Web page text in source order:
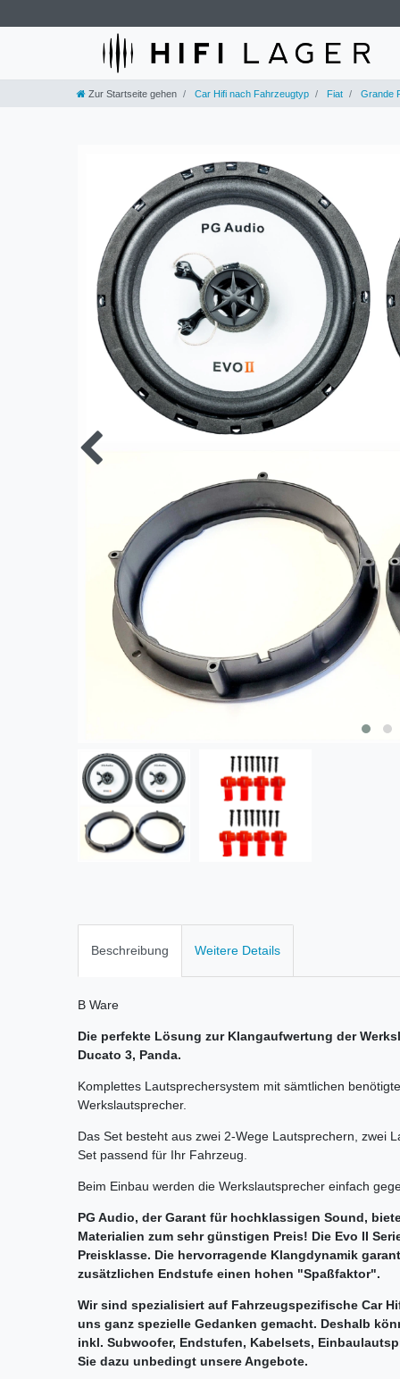
Zur Startseite gehen Car Hifi nach Fahrzeugtyp Fiat Grande
Beschreibung Weitere Details
B Ware
Die perfekte Lösung zur Klangaufwertung der
Ducato 3, Panda.
Komplettes Lautsprechersystem mit sämtlichen
Werkslautsprecher.
Das Set besteht aus zwei 2-Wege Lautsprechern, zwei
Set passend für Ihr Fahrzeug.
Beim Einbau werden die Werkslautsprecher einfach
PG Audio, der Garant für hochklassigen Sound,
Materialien zum sehr günstigen Preis! Die Evo II
Preisklasse. Die hervorragende Klangdynamik
zusätzlichen Endstufe einen hohen "Spaßfaktor".
Wir sind spezialisiert auf Fahrzeugspezifische Car
uns ganz spezielle Gedanken gemacht. Deshalb
inkl. Subwoofer, Endstufen, Kabelsets,
Sie dazu unbedingt unsere Angebote.